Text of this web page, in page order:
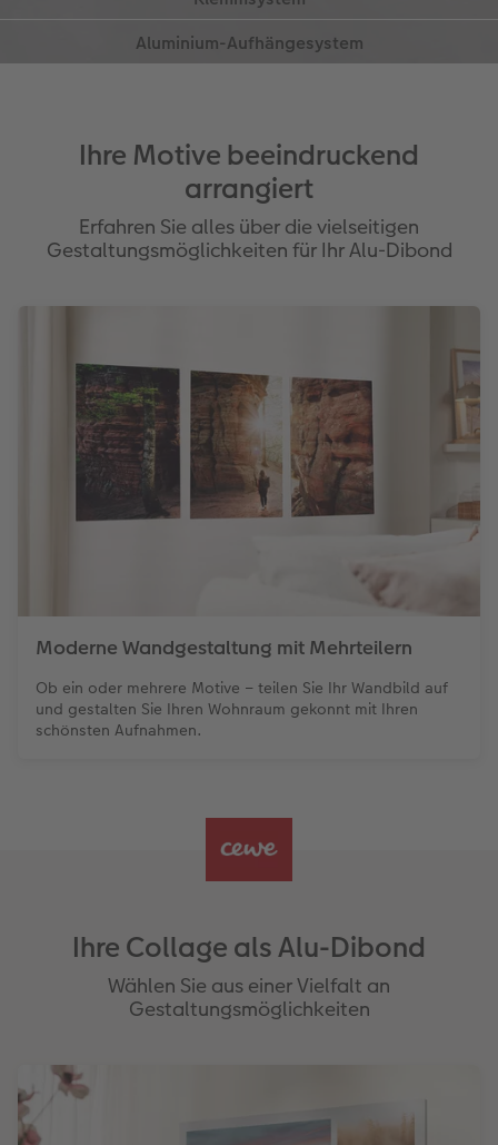
Millimeter Abstand zur Wand angebracht – wie in
einer Galerie.
Ihre Motive beeindruckend
arrangiert
Erfahren Sie alles über die vielseitigen
Gestaltungsmöglichkeiten für Ihr Alu-Dibond
Moderne Wandgestaltung mit Mehrteilern
Ob ein oder mehrere Motive – teilen Sie Ihr Wandbild auf
und gestalten Sie Ihren Wohnraum gekonnt mit Ihren
schönsten Aufnahmen.
Ihre Collage als Alu-Dibond
Wählen Sie aus einer Vielfalt an
Gestaltungsmöglichkeiten